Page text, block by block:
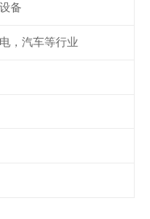
备
，汽车等行业